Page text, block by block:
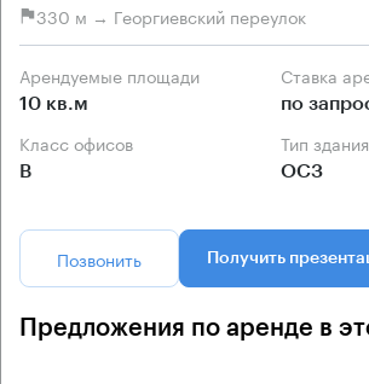
330 м → Георгиевский переулок
Арендуемые площади
10 кв.м
Ставка
по
Класс офисов
B
Тип здания
ОСЗ
Позвонить Получить
Предложения по аренде в